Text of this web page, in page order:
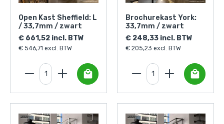
Open Kast Sheffield: L
/ 33,7mm / zwart
€ 661,52 incl. BTW
€ 546,71 excl. BTW
Brochurekast York:
33,7mm / zwart
€ 248,33 incl. BTW
€ 205,23 excl. BTW